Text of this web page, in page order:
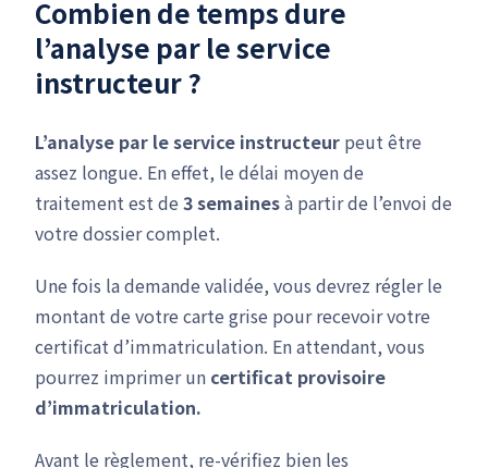
Combien de temps dure
l’analyse par le service
instructeur ?
L’analyse par le service instructeur peut être
assez longue. En effet, le délai moyen de
traitement est de 3 semainesà partir de l’envoi de
votre dossier complet.
Une fois la demande validée, vous devrez régler le
montant de votre carte grise pour recevoir votre
certificat d’immatriculation. En attendant, vous
pourrez imprimer un certificat provisoire
d’immatriculation.
Avant le règlement, re-vérifiez bien les